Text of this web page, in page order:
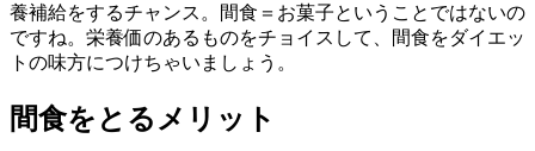
養補給をするチャンス。間食＝お菓子ということではないの
ですね。栄養価のあるものをチョイスして、間食をダイエッ
トの味方につけちゃいましょう。
間食をとるメリット